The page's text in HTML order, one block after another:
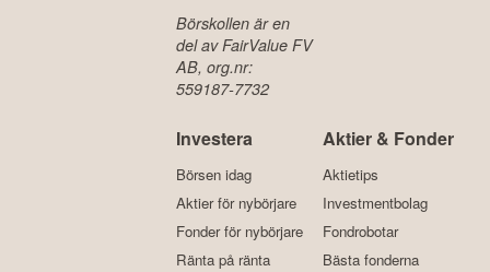
Börskollen är en
del av FairValue FV
AB, org.nr:
559187-7732
Investera
Börsen idag
Aktier för nybörjare
Fonder för nybörjare
Ränta på ränta
Aktier & Fonder
Aktietips
Investmentbolag
Fondrobotar
Bästa fonderna